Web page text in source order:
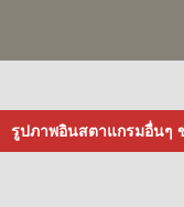
รูปภาพอินสตาแกรมอื่นๆ